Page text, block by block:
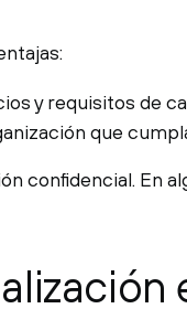
y requisitos de
que
confidencial. En